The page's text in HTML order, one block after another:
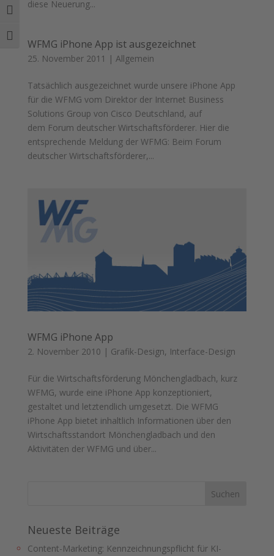
Umschalten auf hohe Kontraste
Schrift vergrößern
diese Neuerung...
WFMG iPhone App ist ausgezeichnet
25. November 2011 | Allgemein
Tatsächlich ausgezeichnet wurde unsere iPhone App
für die WFMG vom Direktor der Internet Business
Solutions Group von Cisco Deutschland, auf
dem Forum deutscher Wirtschaftsförderer. Hier die
entsprechende Meldung der WFMG: Beim Forum
deutscher Wirtschaftsförderer,...
WFMG iPhone App
2. November 2010 | Grafik-Design, Interface-Design
Für die Wirtschaftsförderung Mönchengladbach, kurz
WFMG, wurde eine iPhone App konzeptioniert,
gestaltet und letztendlich umgesetzt. Die WFMG
iPhone App bietet inhaltlich Informationen über den
Wirtschaftsstandort Mönchengladbach und den
Aktivitäten der WFMG und über...
Neueste Beiträge
Content-Marketing: Kennzeichnungspflicht für KI-